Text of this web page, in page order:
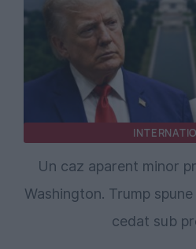
Un caz aparent minor
Washington. Trump
cedat sub